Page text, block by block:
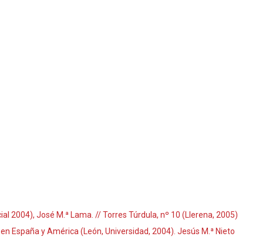
2004), José M.ª Lama. // Torres Túrdula, nº 10 (Llerena, 2005)
España y América (León, Universidad, 2004). Jesús M.ª Nieto